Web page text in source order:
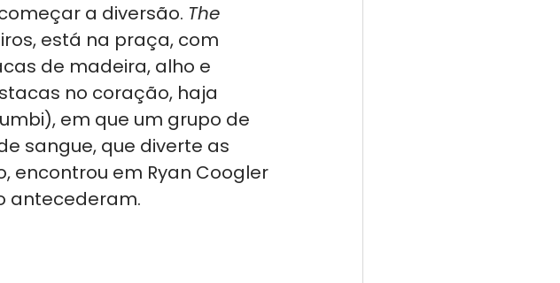
a diversão. The
está na praça, com
de madeira, alho e
no coração, haja
em que um grupo de
sangue, que diverte as
encontrou em Ryan Coogler
antecederam.